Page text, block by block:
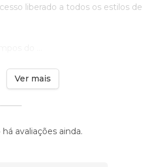
liberado a todos os estilos de
Ver mais
há avaliações ainda.